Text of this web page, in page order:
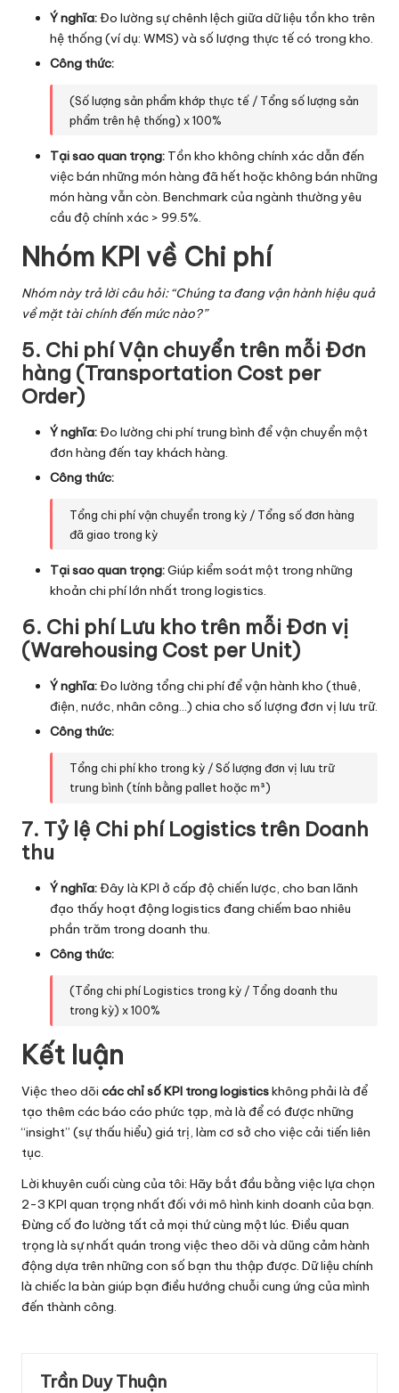
Ý nghĩa:Đo lường sự chênh lệch giữa dữ liệu tồn kho trên
hệ thống (ví dụ: WMS) và số lượng thực tế có trong kho.
Công thức:
(Số lượng sản phẩm khớp thực tế / Tổng số lượng sản
phẩm trên hệ thống) x 100%
Tại sao quan trọng: Tồn kho không chính xác dẫn đến
việc bán những món hàng đã hết hoặc không bán những
món hàng vẫn còn. Benchmark của ngành thường yêu
cầu độ chính xác > 99.5%.
Nhóm KPI về Chi phí
Nhóm này trả lời câu hỏi: “Chúng ta đang vận hành hiệu quả
về mặt tài chính đến mức nào?”
5. Chi phí Vận chuyển trên mỗi Đơn
hàng (Transportation Cost per
Order)
Ý nghĩa:Đo lường chi phí trung bình để vận chuyển một
đơn hàng đến tay khách hàng.
Công thức:
Tổng chi phí vận chuyển trong kỳ / Tổng số đơn hàng
đã giao trong kỳ
Tại sao quan trọng:Giúp kiểm soát một trong những
khoản chi phí lớn nhất trong logistics.
6. Chi phí Lưu kho trên mỗi Đơn vị
(Warehousing Cost per Unit)
Ý nghĩa:Đo lường tổng chi phí để vận hành kho (thuê,
điện, nước, nhân công…) chia cho số lượng đơn vị lưu trữ.
Công thức:
Tổng chi phí kho trong kỳ / Số lượng đơn vị lưu trữ
trung bình (tính bằng pallet hoặc m³)
7. Tỷ lệ Chi phí Logistics trên Doanh
thu
Ý nghĩa:Đây là KPI ở cấp độ chiến lược, cho ban lãnh
đạo thấy hoạt động logistics đang chiếm bao nhiêu
phần trăm trong doanh thu.
Công thức:
(Tổng chi phí Logistics trong kỳ / Tổng doanh thu
trong kỳ) x 100%
Kết luận
Việc theo dõi các chỉ số KPI trong logisticskhông phải là để
tạo thêm các báo cáo phức tạp, mà là để có được những
“insight” (sự thấu hiểu) giá trị, làm cơ sở cho việc cải tiến liên
tục.
Lời khuyên cuối cùng của tôi: Hãy bắt đầu bằng việc lựa chọn
2-3 KPI quan trọng nhất đối với mô hình kinh doanh của bạn.
Đừng cố đo lường tất cả mọi thứ cùng một lúc. Điều quan
trọng là sự nhất quán trong việc theo dõi và dũng cảm hành
động dựa trên những con số bạn thu thập được. Dữ liệu chính
là chiếc la bàn giúp bạn điều hướng chuỗi cung ứng của mình
đến thành công.
Trần Duy Thuận